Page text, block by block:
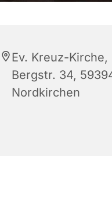
Ev. Kreuz-Kirche,
Bergstr. 34,
Nordkirchen